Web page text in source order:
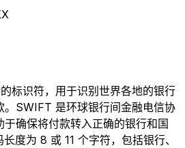
标识符，用于识别世界各地的银行
。SWIFT 是环球银行间金融电信协
确保将付款转入正确的银行和国
度为 8 或 11 个字符，包括银行、